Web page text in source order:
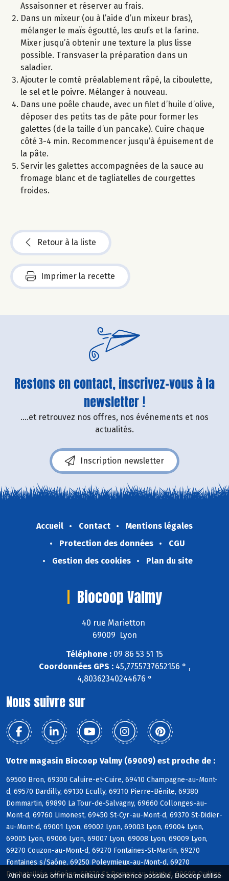
Afin de vous offrir la meilleure expérience possible, Biocoop utilise
Assaisonner et réserver au frais.
Dans un mixeur (ou à l’aide d’un mixeur bras),
mélanger le maïs égoutté, les œufs et la farine.
Mixer jusqu’à obtenir une texture la plus lisse
possible. Transvaser la préparation dans un
saladier.
Ajouter le comté préalablement râpé, la ciboulette,
le sel et le poivre. Mélanger à nouveau.
Dans une poêle chaude, avec un filet d’huile d’olive,
déposer des petits tas de pâte pour former les
galettes (de la taille d’un pancake). Cuire chaque
côté 3-4 min. Recommencer jusqu’à épuisement de
la pâte.
Servir les galettes accompagnées de la sauce au
fromage blanc et de tagliatelles de courgettes
froides.
Retour à la liste
Imprimer la recette
Restons en contact, inscrivez-vous à la
newsletter !
....et retrouvez nos offres, nos événements et nos
actualités.
Inscription newsletter
Accueil Contact
Mentions légales
Protection des données
CGU
Gestion des cookies
Plan du site
Biocoop Valmy
40 rue Marietton
69009 Lyon
Téléphone : 09 86 53 51 15
Coordonnées GPS :45,7755737652156 ° ,
4,80362340244676 °
Nous suivre sur
Votre magasin Biocoop Valmy (69009) est proche de :
69500 Bron, 69300 Caluire-et-Cuire, 69410 Champagne-au-Mont-
d, 69570 Dardilly, 69130 Ecully, 69310 Pierre-Bénite, 69380
Dommartin, 69890 La Tour-de-Salvagny, 69660 Collonges-au-
Mont-d, 69760 Limonest, 69450 St-Cyr-au-Mont-d, 69370 St-Didier-
au-Mont-d, 69001 Lyon, 69002 Lyon, 69003 Lyon, 69004 Lyon,
69005 Lyon, 69006 Lyon, 69007 Lyon, 69008 Lyon, 69009 Lyon,
69270 Couzon-au-Mont-d, 69270 Fontaines-St-Martin, 69270
Fontaines s/Saône, 69250 Poleymieux-au-Mont-d, 69270
Rochetaillée s/Saône, 69270 St-Romain-au-Mont-d, 69600 Oullins,